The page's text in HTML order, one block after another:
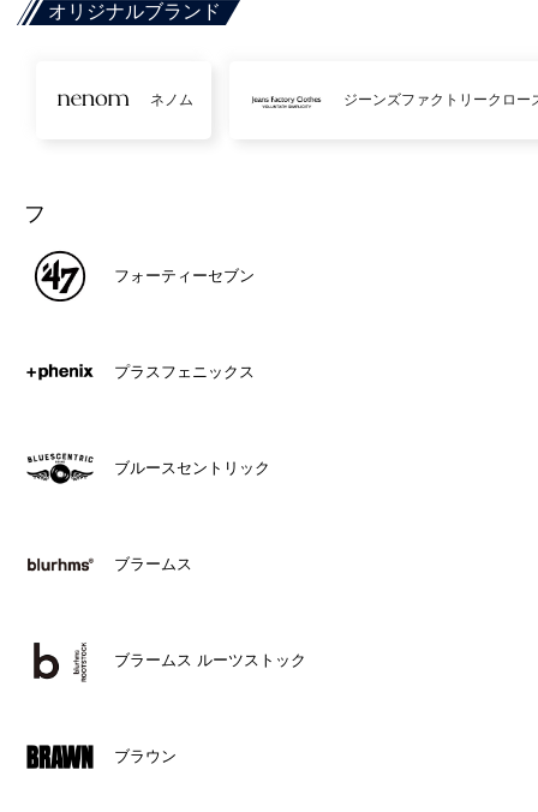
オリジナルブランド
ネノム ジーンズファクトリークロー
フ
フォーティーセブン
プラスフェニックス
ブルースセントリック
ブラームス
ブラームス ルーツストック
ブラウン